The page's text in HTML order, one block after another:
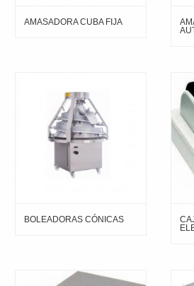
AMASADORA CUBA FIJA
BOLEADORAS CÓNICAS